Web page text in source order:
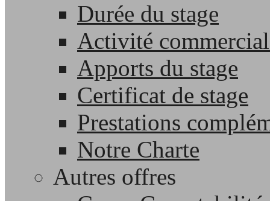
Durée du stage
Activité
Apports du stage
Certificat de stage
Prestations
Notre Charte
Autres offres